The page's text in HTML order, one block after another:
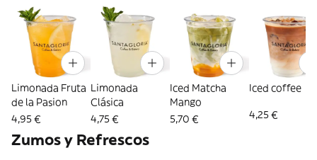
Limonada Fruta
de la Pasion
4,95 €
Limonada
Clásica
4,75 €
Iced Matcha
Mango
5,70 €
Iced coffee
4,25 €
Zumos y Refrescos